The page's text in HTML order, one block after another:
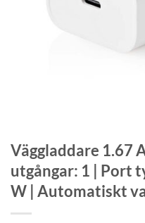
Väggladdare 1.67
utgångar: 1 | Port
W | Automatiskt